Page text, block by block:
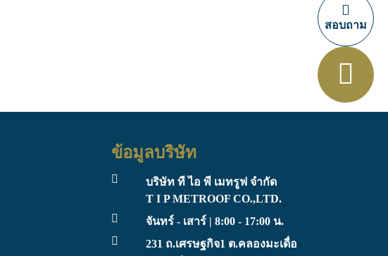
สอบถาม
ข้อมูลบริษัท
บริษัท ที ไอ พี เมทรูฟ จำกัด
T I P METROOF CO.,LTD.
จันทร์ - เสาร์ | 8:00 - 17:00 น.
231 ถ.เศรษฐกิจ1 ต.คลองมะเดื่อ